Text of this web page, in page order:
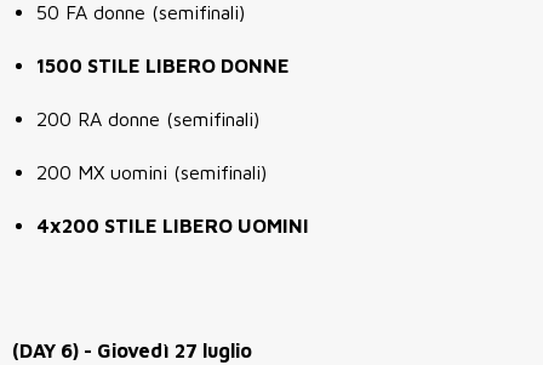
50 FA donne (semifinali)
1500 STILE LIBERO DONNE
200 RA donne (semifinali)
200 MX uomini (semifinali)
4x200 STILE LIBERO UOMINI
(DAY 6) - Giovedì 27 luglio